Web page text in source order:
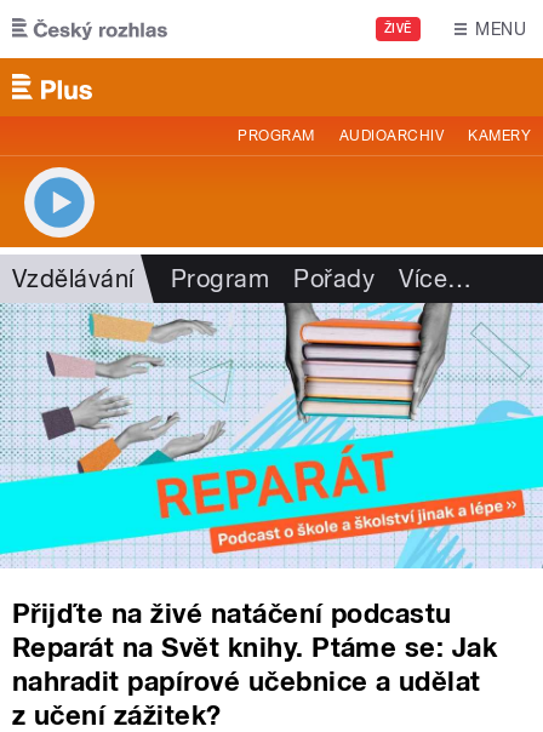
Přejít k hlavnímu obsahu
ŽIVĚ MENU
PROGRAM AUDIOARCHIV KAMERY
Vzdělávání Program Pořady Více…
Přijďte na živé natáčení podcastu
Reparát na Svět knihy. Ptáme se: Jak
nahradit papírové učebnice a udělat
z učení zážitek?